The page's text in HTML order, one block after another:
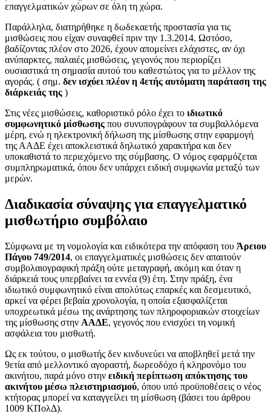
επαγγελματικών χώρων σε όλη τη χώρα.
Παράλληλα, διατηρήθηκε η δωδεκαετής προστασία για τις
μισθώσεις που είχαν συναφθεί πριν την 1.3.2014. Ωστόσο,
βαδίζοντας πλέον στο 2026, έχουν απομείνει ελάχιστες, αν όχι
ανύπαρκτες, παλαιές μισθώσεις, γεγονός που περιορίζει
ουσιαστικά τη σημασία αυτού του καθεστώτος για το μέλλον της
αγοράς. ( σημ. δεν ισχύει πλέον η 4ετής αυτόματη παράταση της
διάρκειάς της )
Στις νέες μισθώσεις, καθοριστικό ρόλο έχει το ιδιωτικό
συμφωνητικό μίσθωσης που συνυπογράφουν τα συμβαλλόμενα
μέρη, ενώ η ηλεκτρονική δήλωση της μίσθωσης στην εφαρμογή
της ΑΑΔΕ έχει αποκλειστικά δηλωτικό χαρακτήρα και δεν
υποκαθιστά το περιεχόμενο της σύμβασης. Ο νόμος εφαρμόζεται
συμπληρωματικά, όπου δεν υπάρχει ειδική συμφωνία μεταξύ των
μερών.
Διαδικασία σύναψης για επαγγελματικό
μισθωτήριο συμβόλαιο
Σύμφωνα με τη νομολογία και ειδικότερα την απόφαση του Άρειου
Πάγου 749/2014, οι επαγγελματικές μισθώσεις δεν απαιτούν
συμβολαιογραφική πράξη ούτε μεταγραφή, ακόμη και όταν η
διάρκειά τους υπερβαίνει τα εννέα (9) έτη. Στην πράξη, ένα
ιδιωτικό συμφωνητικό είναι απολύτως επαρκές και δεσμευτικό,
αρκεί να φέρει βεβαία χρονολογία, η οποία εξασφαλίζεται
υποχρεωτικά μέσω της ανάρτησης των πληροφοριακών στοιχείων
της μίσθωσης στην ΑΑΔΕ, γεγονός που ενισχύει τη νομική
ασφάλεια του μισθωτή.
Ως εκ τούτου, ο μισθωτής δεν κινδυνεύει να αποβληθεί μετά την
9ετία από μελλοντικό αγοραστή, δωρεοδόχο ή κληρονόμο του
ακινήτου, παρά μόνο στην ειδική περίπτωση απόκτησης του
ακινήτου μέσω πλειστηριασμού, όπου υπό προϋποθέσεις ο νέος
κτήτορας μπορεί να καταγγείλει τη μίσθωση (βάσει του άρθρου
1009 ΚΠολΔ).